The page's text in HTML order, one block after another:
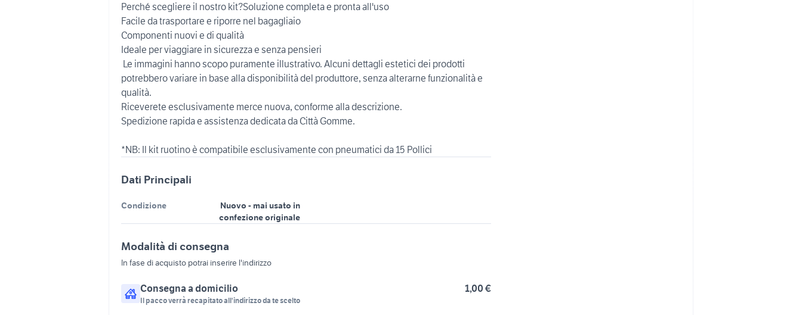
Perché scegliere il nostro kit?Soluzione completa e pronta all'uso
Facile da trasportare e riporre nel bagagliaio
Componenti nuovi e di qualità
Ideale per viaggiare in sicurezza e senza pensieri
️ Le immagini hanno scopo puramente illustrativo. Alcuni dettagli estetici dei prodotti
potrebbero variare in base alla disponibilità del produttore, senza alterarne funzionalità e
qualità.
Riceverete esclusivamente merce nuova, conforme alla descrizione.
Spedizione rapida e assistenza dedicata da Città Gomme.
Dati Principali
Condizione
Nuovo - mai usato in
confezione originale
Modalità di consegna
In fase di acquisto potrai inserire l'indirizzo
Consegna a domicilio 1,00 €
Il pacco verrà recapitato all'indirizzo da te scelto